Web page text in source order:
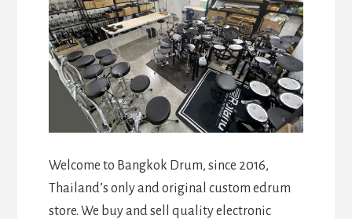
Welcome to Bangkok Drum, since 2016,
Thailand’s only and original custom edrum
store. We buy and sell quality electronic